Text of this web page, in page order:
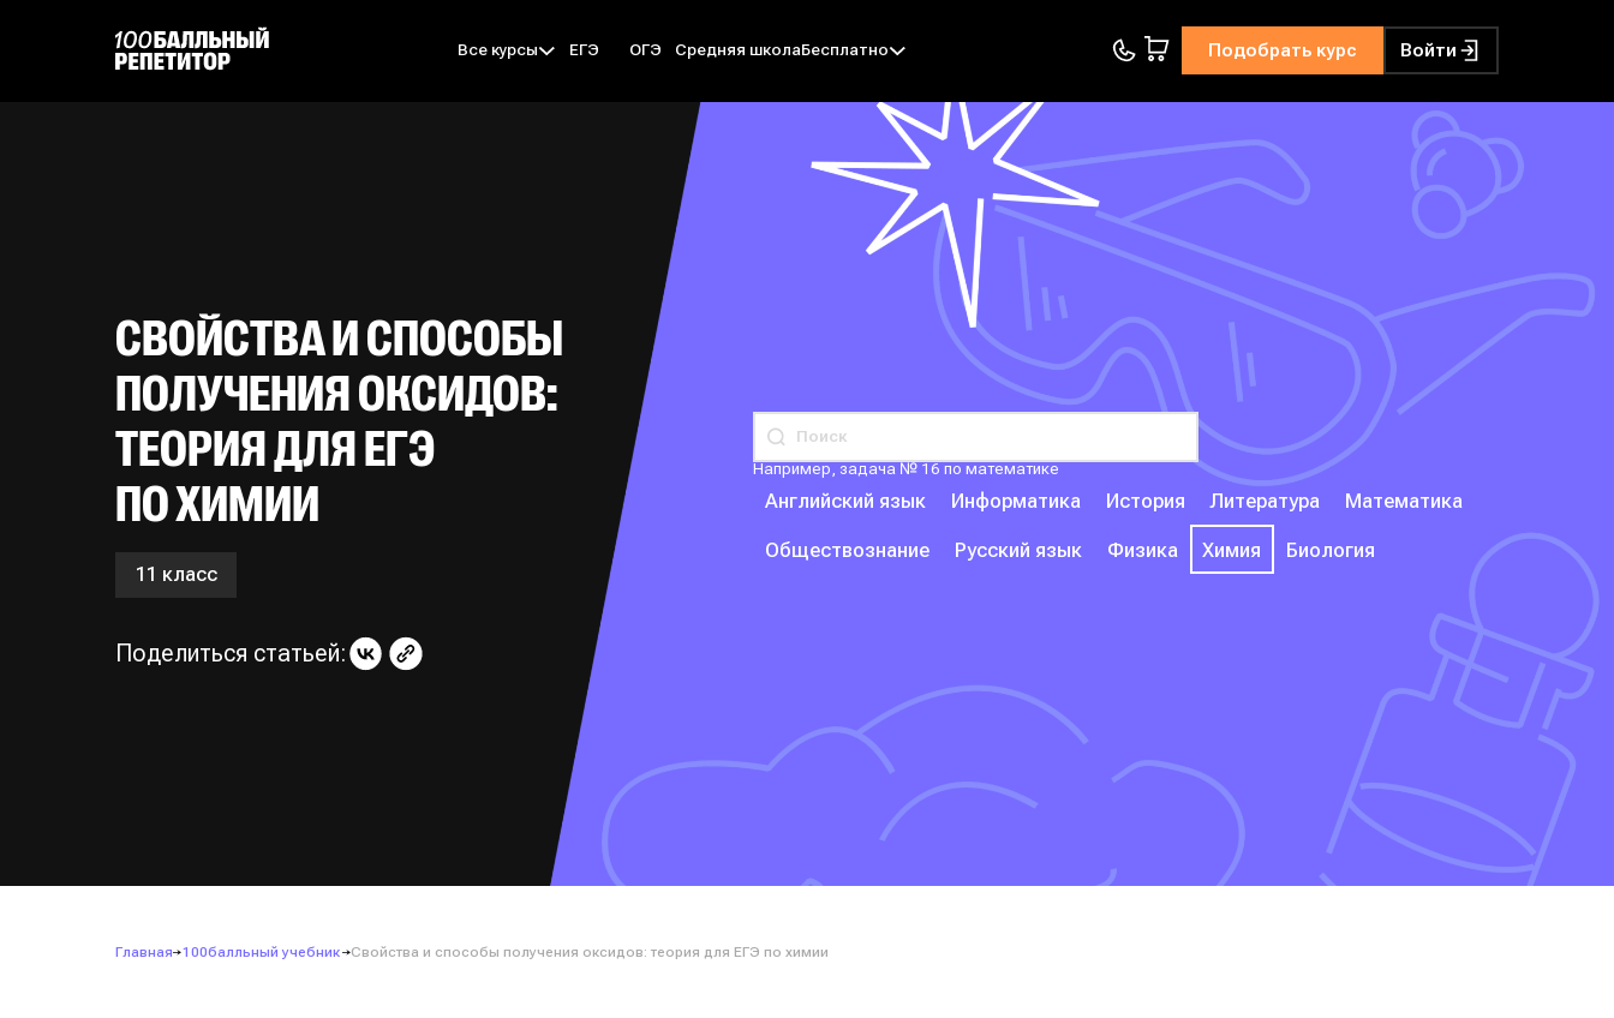
Все курсы ЕГЭ ОГЭ Средняя школаБесплатно Подобрать курс Войти
СВОЙСТВА И СПОСОБЫ
ПОЛУЧЕНИЯ ОКСИДОВ:
ТЕОРИЯ ДЛЯ ЕГЭ
ПО ХИМИИ
11 класс
Поделиться статьей:
Например, задача № 16 по математике
Английский язык Информатика История Литература Математика
Обществознание Русский язык Физика Химия Биология
Главная 100балльный учебник Свойства и способы получения оксидов: теория для ЕГЭ по химии